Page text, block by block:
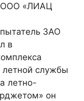
ООО «ЛИАЦ
ЗАО
в
летной службы
летно-
он